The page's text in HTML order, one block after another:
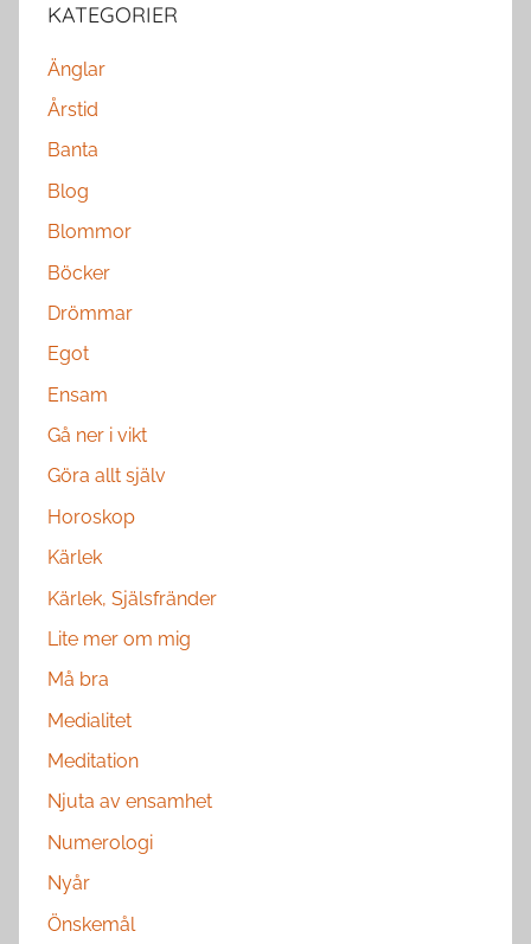
KATEGORIER
Änglar
Årstid
Banta
Blog
Blommor
Böcker
Drömmar
Egot
Ensam
Gå ner i vikt
Göra allt själv
Horoskop
Kärlek
Kärlek, Själsfränder
Lite mer om mig
Må bra
Medialitet
Meditation
Njuta av ensamhet
Numerologi
Nyår
Önskemål